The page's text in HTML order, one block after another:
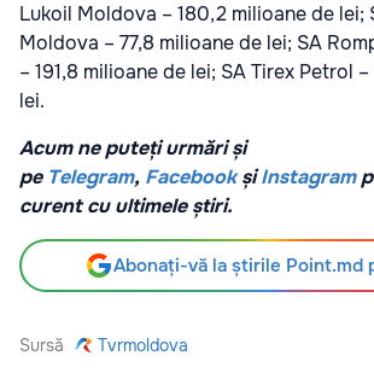
Lukoil Moldova – 180,2 milioane de lei;
Moldova – 77,8 milioane de lei; SA
– 191,8 milioane de lei; SA Tirex Petrol
lei.
Acum ne puteți urmări și
pe Telegram, Facebook șiInstagram
curent cu ultimele știri.
Abonați-vă la știrile Point.md
Sursă Tvrmoldova